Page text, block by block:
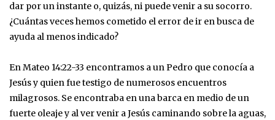
dar por un instante o, quizás, ni puede venir a su socorro.
¿Cuántas veces hemos cometido el error de ir en busca de
ayuda al menos indicado?
En Mateo 14:22-33 encontramos a un Pedro que conocía a
Jesús y quien fue testigo de numerosos encuentros
milagrosos. Se encontraba en una barca en medio de un
fuerte oleaje y al ver venir a Jesús caminando sobre la aguas,